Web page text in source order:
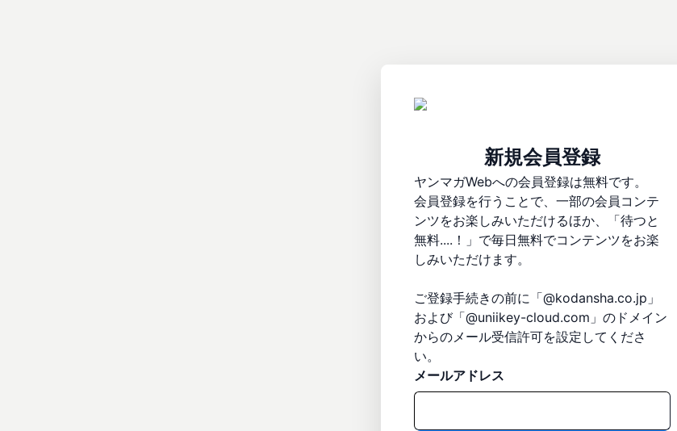
新規会員登録
ヤンマガWebへの会員登録は無料です。
会員登録を行うことで、一部の会員コンテ
ンツをお楽しみいただけるほか、「待つと
無料....！」で毎日無料でコンテンツをお楽
しみいただけます。
ご登録手続きの前に「@kodansha.co.jp」
および「@uniikey-cloud.com」のドメイン
からのメール受信許可を設定してくださ
い。
メールアドレス